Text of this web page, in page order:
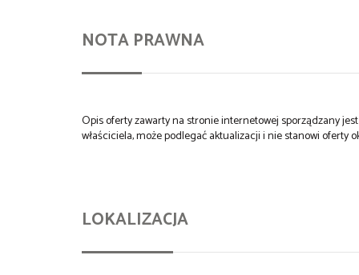
NOTA PRAWNA
Opis oferty zawarty na stronie internetowej sporządzany
właściciela, może podlegać aktualizacji i nie stanowi oferty
LOKALIZACJA